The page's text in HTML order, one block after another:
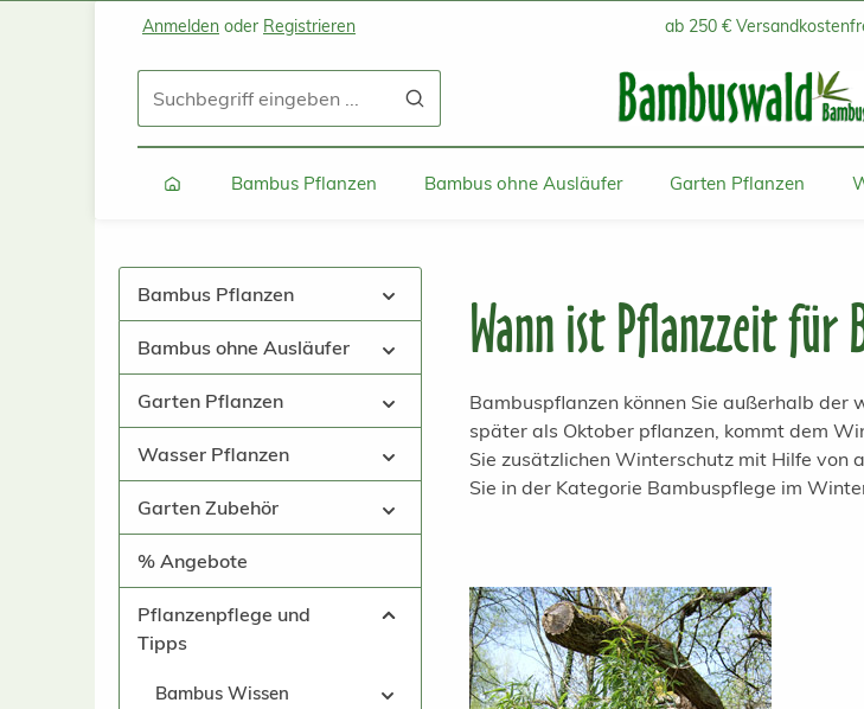
Zum Hauptinhalt springen
Zur Suche springen
Zur Hauptnavigation springen
Anmelden oder Registrieren ab 250 €
Bambus Pflanzen Bambus ohne Ausläufer Garten Pflanzen
Bambus Pflanzen
Bambus ohne Ausläufer
Garten Pflanzen
Wasser Pflanzen
Garten Zubehör
% Angebote
Pflanzenpflege und
Tipps
Bambus Wissen
Wann ist Pflanzzeit für
Bambuspflanzen können Sie außerhalb der
später als Oktober pflanzen, kommt dem
Sie zusätzlichen Winterschutz mit Hilfe von
Sie in der Kategorie Bambuspflege im